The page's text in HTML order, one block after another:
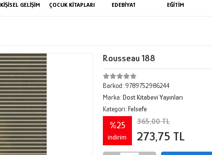
KİŞİSEL GELİŞİM ÇOCUK KİTAPLARI EDEBİYAT EĞİTİM
Rousseau 188
Barkod: 9789752986244
Marka: Dost Kitabevi Yayınları
Kategori: Felsefe
%25
indirim
365,00 TL
273,75 TL